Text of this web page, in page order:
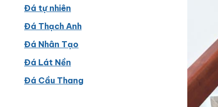
Đá tự nhiên
Đá Thạch Anh
Đá Nhân Tạo
Đá Lát Nền
Đá Cầu Thang